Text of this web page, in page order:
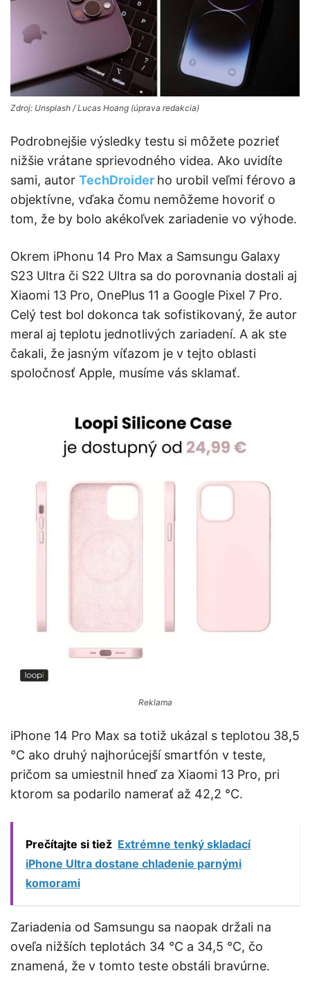
Zdroj: Unsplash / Lucas Hoang (úprava redakcia)
Podrobnejšie výsledky testu si môžete pozrieť
nižšie vrátane sprievodného videa. Ako uvidíte
sami, autor TechDroider ho urobil veľmi férovo a
objektívne, vďaka čomu nemôžeme hovoriť o
tom, že by bolo akékoľvek zariadenie vo výhode.
Okrem iPhonu 14 Pro Max a Samsungu Galaxy
S23 Ultra či S22 Ultra sa do porovnania dostali aj
Xiaomi 13 Pro, OnePlus 11 a Google Pixel 7 Pro.
Celý test bol dokonca tak sofistikovaný, že autor
meral aj teplotu jednotlivých zariadení. A ak ste
čakali, že jasným víťazom je v tejto oblasti
spoločnosť Apple, musíme vás sklamať.
Reklama
iPhone 14 Pro Max sa totiž ukázal s teplotou 38,5
°C ako druhý najhorúcejší smartfón v teste,
pričom sa umiestnil hneď za Xiaomi 13 Pro, pri
ktorom sa podarilo namerať až 42,2 °C.
Prečítajte si tiež Extrémne tenký skladací
iPhone Ultra dostane chladenie parnými
komorami
Zariadenia od Samsungu sa naopak držali na
oveľa nižších teplotách 34 °C a 34,5 °C, čo
znamená, že v tomto teste obstáli bravúrne.